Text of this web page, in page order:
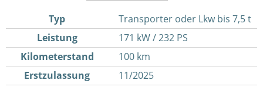
Typ
Transporter oder Lkw bis 7,5 t
Leistung
171 kW / 232 PS
Kilometerstand
100 km
Erstzulassung
11/2025